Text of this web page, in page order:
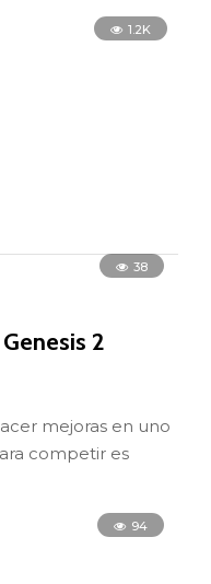
1.2K
38
2
mejoras en uno
competir es
94